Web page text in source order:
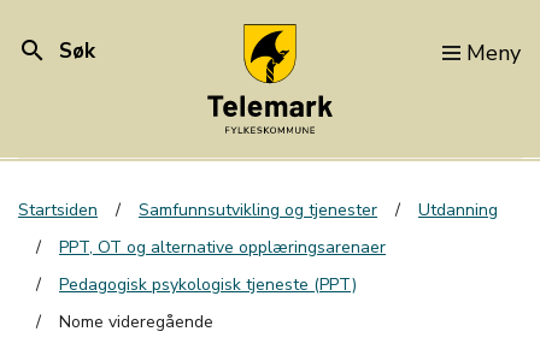
search Søk Meny
Startsiden Samfunnsutvikling og tjenester
Utdanning
PPT, OT og alternative opplæringsarenaer
Pedagogisk psykologisk tjeneste (PPT)
Nome videregående